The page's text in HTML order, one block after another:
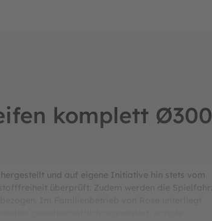
komplett Ø300
und auf eigene Initiative hin stets vom